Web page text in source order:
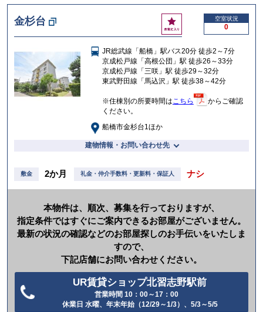
け
る
金杉台
お
気
入
り
空室状況
0
JR総武線「船橋」駅バス20分 徒歩2～7分
京成松戸線「高根公団」駅 徒歩26～33分
京成松戸線「三咲」駅 徒歩29～32分
東武野田線「馬込沢」駅 徒歩38～42分
※住棟別の所要時間は こちら
からご確認
ください。
船橋市金杉台1ほか
建物情報・お問い合わせ先
敷金 2か月 礼金・仲介手数料・更新料・保証人 ナシ
本物件は、順次、募集を行っておりますが、
指定条件ではすぐにご案内できるお部屋がございません。
最新の状況の確認などのお部屋探しのお手伝いをいたしま
すので、
下記店舗にお問い合わせください。
UR賃貸ショップ北習志野駅前
営業時間 10：00～17：00
休業日 水曜、年末年始（12/29～1/3）、5/3～5/5